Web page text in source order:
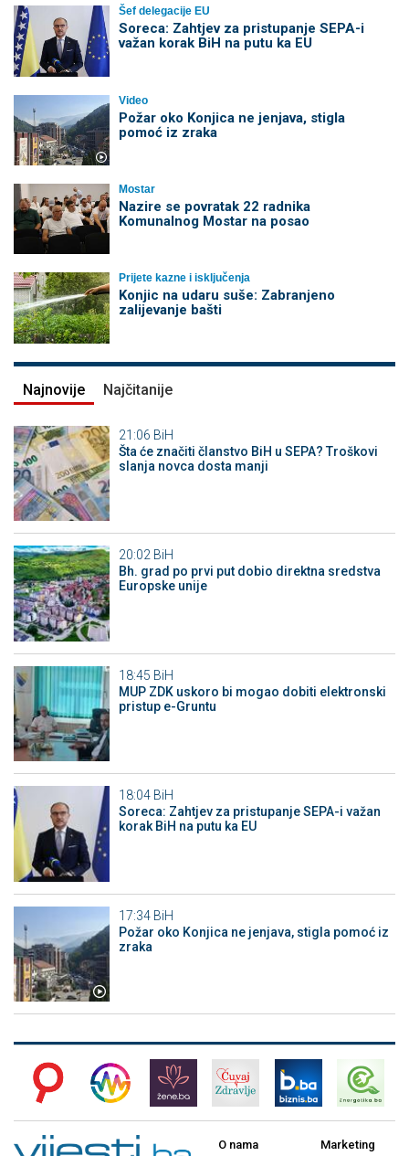
Šef delegacije EU
Soreca: Zahtjev za pristupanje SEPA-i
važan korak BiH na putu ka EU
Video
Požar oko Konjica ne jenjava, stigla
pomoć iz zraka
Mostar
Nazire se povratak 22 radnika
Komunalnog Mostar na posao
Prijete kazne i isključenja
Konjic na udaru suše: Zabranjeno
zalijevanje bašti
Najnovije Najčitanije
21:06 BiH
Šta će značiti članstvo BiH u SEPA? Troškovi
slanja novca dosta manji
20:02 BiH
Bh. grad po prvi put dobio direktna sredstva
Europske unije
18:45 BiH
MUP ZDK uskoro bi mogao dobiti elektronski
pristup e-Gruntu
18:04 BiH
Soreca: Zahtjev za pristupanje SEPA-i važan
korak BiH na putu ka EU
17:34 BiH
Požar oko Konjica ne jenjava, stigla pomoć iz
zraka
O nama Marketing